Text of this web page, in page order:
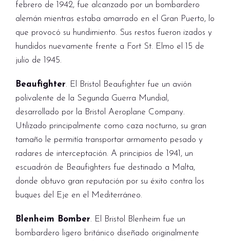
febrero de 1942, fue alcanzado por un bombardero
alemán mientras estaba amarrado en el Gran Puerto, lo
que provocó su hundimiento. Sus restos fueron izados y
hundidos nuevamente frente a Fort St. Elmo el 15 de
julio de 1945.
Beaufighter. El Bristol Beaufighter fue un avión
polivalente de la Segunda Guerra Mundial,
desarrollado por la Bristol Aeroplane Company.
Utilizado principalmente como caza nocturno, su gran
tamaño le permitía transportar armamento pesado y
radares de interceptación. A principios de 1941, un
escuadrón de Beaufighters fue destinado a Malta,
donde obtuvo gran reputación por su éxito contra los
buques del Eje en el Mediterráneo.
Blenheim Bomber. El Bristol Blenheim fue un
bombardero ligero británico diseñado originalmente